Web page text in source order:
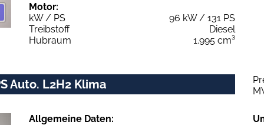
Motor:
kW / PS
96 kW / 131 PS
Treibstoff
Diesel
Hubraum
1.995 cm³
Auto. L2H2 Klima
Allgemeine Daten: